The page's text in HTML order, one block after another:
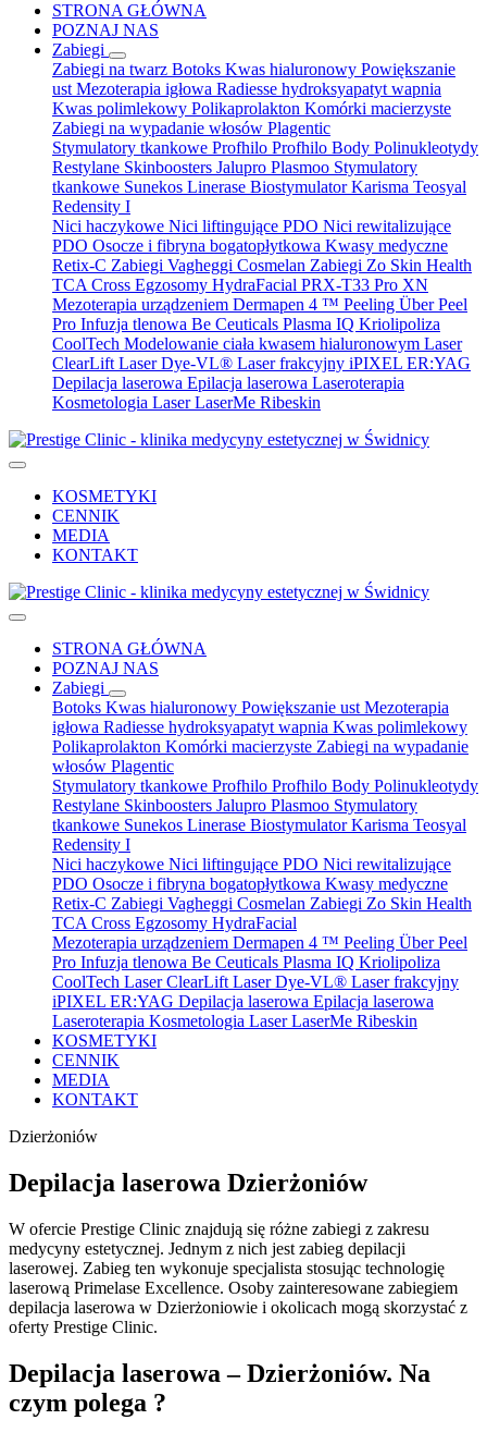
STRONA GŁÓWNA
POZNAJ NAS
Zabiegi
Zabiegi na twarz Botoks Kwas hialuronowy Powiększanie
ust Mezoterapia igłowa Radiesse hydroksyapatyt wapnia
Kwas polimlekowy Polikaprolakton Komórki macierzyste
Zabiegi na wypadanie włosów Plagentic
Stymulatory tkankowe Profhilo Profhilo Body Polinukleotydy
Restylane Skinboosters Jalupro Plasmoo Stymulatory
tkankowe Sunekos Linerase Biostymulator Karisma Teosyal
Redensity I
Nici haczykowe Nici liftingujące PDO Nici rewitalizujące
PDO Osocze i fibryna bogatopłytkowa Kwasy medyczne
Retix-C Zabiegi Vagheggi Cosmelan Zabiegi Zo Skin Health
TCA Cross Egzosomy HydraFacial PRX-T33 Pro XN
Mezoterapia urządzeniem Dermapen 4 ™ Peeling Über Peel
Pro Infuzja tlenowa Be Ceuticals Plasma IQ Kriolipoliza
CoolTech Modelowanie ciała kwasem hialuronowym Laser
ClearLift Laser Dye-VL® Laser frakcyjny iPIXEL ER:YAG
Depilacja laserowa Epilacja laserowa Laseroterapia
Kosmetologia Laser LaserMe Ribeskin
KOSMETYKI
CENNIK
MEDIA
KONTAKT
STRONA GŁÓWNA
POZNAJ NAS
Zabiegi
Botoks Kwas hialuronowy Powiększanie ust Mezoterapia
igłowa Radiesse hydroksyapatyt wapnia Kwas polimlekowy
Polikaprolakton Komórki macierzyste Zabiegi na wypadanie
włosów Plagentic
Stymulatory tkankowe Profhilo Profhilo Body Polinukleotydy
Restylane Skinboosters Jalupro Plasmoo Stymulatory
tkankowe Sunekos Linerase Biostymulator Karisma Teosyal
Redensity I
Nici haczykowe Nici liftingujące PDO Nici rewitalizujące
PDO Osocze i fibryna bogatopłytkowa Kwasy medyczne
Retix-C Zabiegi Vagheggi Cosmelan Zabiegi Zo Skin Health
TCA Cross Egzosomy HydraFacial
Mezoterapia urządzeniem Dermapen 4 ™ Peeling Über Peel
Pro Infuzja tlenowa Be Ceuticals Plasma IQ Kriolipoliza
CoolTech Laser ClearLift Laser Dye-VL® Laser frakcyjny
iPIXEL ER:YAG Depilacja laserowa Epilacja laserowa
Laseroterapia Kosmetologia Laser LaserMe Ribeskin
KOSMETYKI
CENNIK
MEDIA
KONTAKT
Dzierżoniów
Depilacja laserowa Dzierżoniów
W ofercie Prestige Clinic znajdują się różne zabiegi z zakresu
medycyny estetycznej. Jednym z nich jest zabieg depilacji
laserowej. Zabieg ten wykonuje specjalista stosując technologię
laserową Primelase Excellence. Osoby zainteresowane zabiegiem
depilacja laserowa w Dzierżoniowie i okolicach mogą skorzystać z
oferty Prestige Clinic.
Depilacja laserowa – Dzierżoniów. Na
czym polega ?